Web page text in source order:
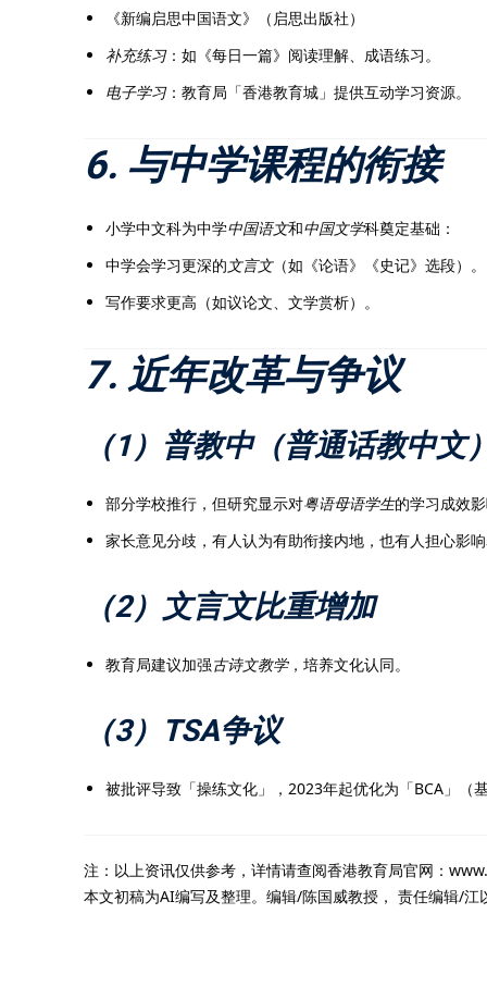
《新编启思中国语文》（启思出版社）
补充练习：如《每日一篇》阅读理解、成语练习。
电子学习：教育局「香港教育城」提供互动学习资源。
6. 与中学课程的衔接
小学中文科为中学中国语文和中国文学科奠定基础：
中学会学习更深的文言文（如《论语》《史记》选段）。
写作要求更高（如议论文、文学赏析）。
7. 近年改革与争议
（1）普教中（普通话教中文）
部分学校推行，但研究显示对粤语母语学生的学习成效影
家长意见分歧，有人认为有助衔接内地，也有人担心影响
（2）文言文比重增加
教育局建议加强古诗文教学，培养文化认同。
（3）TSA争议
被批评导致「操练文化」，2023年起优化为「BCA」（
注：以上资讯仅供参考，详情请查阅香港教育局官网：
本文初稿为AI编写及整理。编辑/陈国威教授， 责任编辑/江